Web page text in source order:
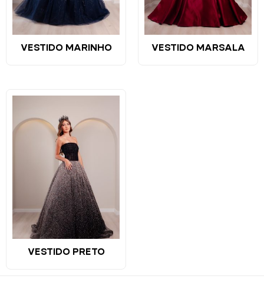
VESTIDO MARINHO VESTIDO MARSALA
VESTIDO PRETO